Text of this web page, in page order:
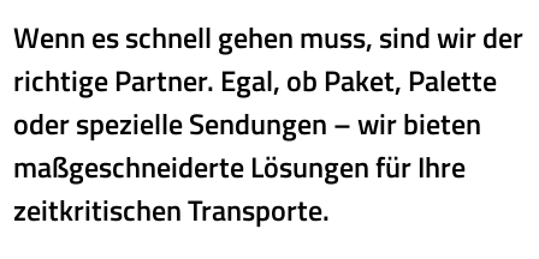
Wenn es schnell gehen muss, sind wir der
richtige Partner. Egal, ob Paket, Palette
oder spezielle Sendungen – wir bieten
maßgeschneiderte Lösungen für Ihre
zeitkritischen Transporte.